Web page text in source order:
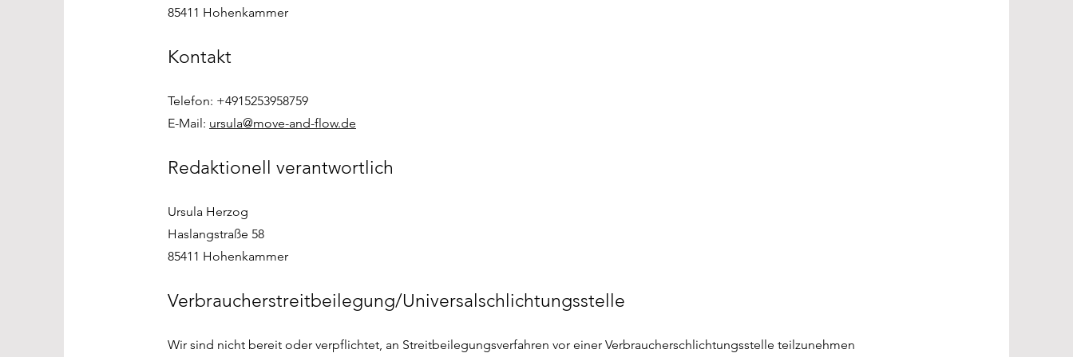
85411 Hohenkammer
Kontakt
Telefon: +4915253958759
E-Mail: ursula@move-and-flow.de
Redaktionell verantwortlich
Ursula Herzog
Haslangstraße 58
85411 Hohenkammer
Verbraucherstreitbeilegung/Universalschlichtungsstelle
Wir sind nicht bereit oder verpflichtet, an Streitbeilegungsverfahren vor einer Verbraucherschlichtungsstelle teilzunehmen